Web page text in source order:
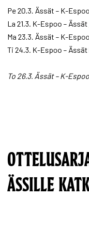
Pe 20.3. Ässät – K-Espoo
La 21.3. K-Espoo – Ässät
Ma 23.3. Ässät – K-Espoo
Ti 24.3. K-Espoo – Ässät
To 26.3. Ässät – K-
ÄSSILLE